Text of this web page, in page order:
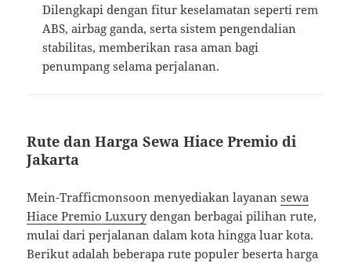
Dilengkapi dengan fitur keselamatan seperti rem
ABS, airbag ganda, serta sistem pengendalian
stabilitas, memberikan rasa aman bagi
penumpang selama perjalanan.
Rute dan Harga Sewa Hiace Premio di
Jakarta
Mein-Trafficmonsoon menyediakan layanansewa
Hiace Premio Luxurydengan berbagai pilihan rute,
mulai dari perjalanan dalam kota hingga luar kota.
Berikut adalah beberapa rute populer beserta harga